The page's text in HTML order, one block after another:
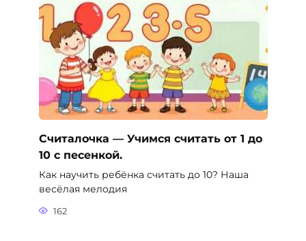
Считалочка — Учимся считать от 1 до
10 с песенкой.
Как научить ребёнка считать до 10? Наша
весёлая мелодия
162